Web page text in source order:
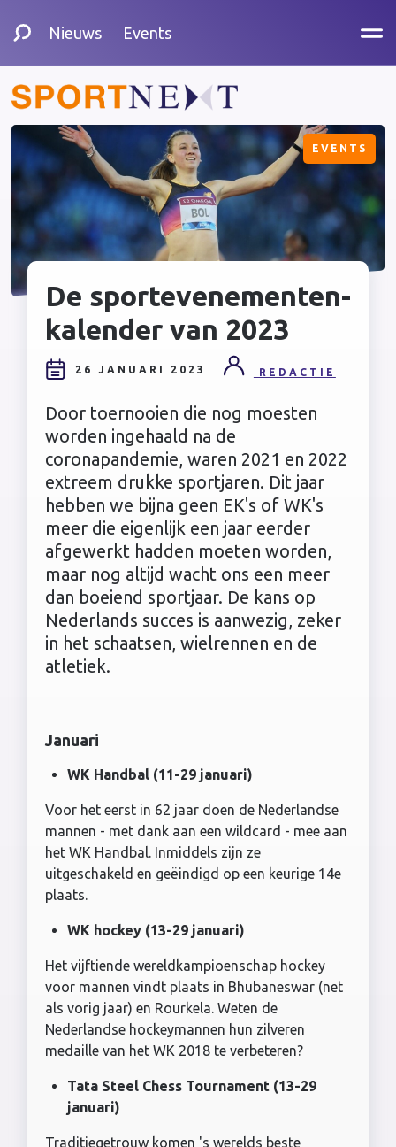
Nieuws Events
EVENTS
De sportevenementen-
kalender van 2023
26 JANUARI 2023 REDACTIE
Door toernooien die nog moesten
worden ingehaald na de
coronapandemie, waren 2021 en 2022
extreem drukke sportjaren. Dit jaar
hebben we bijna geen EK's of WK's
meer die eigenlijk een jaar eerder
afgewerkt hadden moeten worden,
maar nog altijd wacht ons een meer
dan boeiend sportjaar. De kans op
Nederlands succes is aanwezig, zeker
in het schaatsen, wielrennen en de
atletiek.
Januari
WK Handbal (11-29 januari)
Voor het eerst in 62 jaar doen de Nederlandse
mannen - met dank aan een wildcard - mee aan
het WK Handbal. Inmiddels zijn ze
uitgeschakeld en geëindigd op een keurige 14e
plaats.
WK hockey (13-29 januari)
Het vijftiende wereldkampioenschap hockey
voor mannen vindt plaats in Bhubaneswar (net
als vorig jaar) en Rourkela. Weten de
Nederlandse hockeymannen hun zilveren
medaille van het WK 2018 te verbeteren?
Tata Steel Chess Tournament (13-29
januari)
Traditiegetrouw komen 's werelds beste